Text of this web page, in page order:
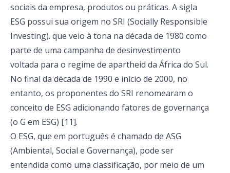
sociais da empresa, produtos ou práticas. A sigla
ESG possui sua origem no SRI (Socially Responsible
Investing). que veio à tona na década de 1980 como
parte de uma campanha de desinvestimento
voltada para o regime de apartheid da África do Sul.
No final da década de 1990 e início de 2000, no
entanto, os proponentes do SRI renomearam o
conceito de ESG adicionando fatores de governança
(o G em ESG) [11].
O ESG, que em português é chamado de ASG
(Ambiental, Social e Governança), pode ser
entendida como uma classificação, por meio de um